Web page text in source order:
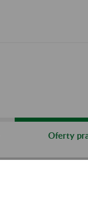
Oferty